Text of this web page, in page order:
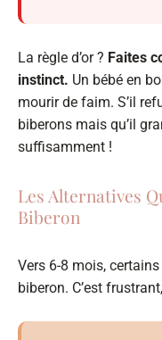
La règle d’or ? Faites
instinct. Un bébé en
mourir de faim. S’il
biberons mais qu’il
suffisamment !
Les Alternatives
Biberon
Vers 6-8 mois,
biberon. C’est